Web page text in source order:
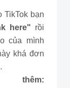
TikTok bạn
here" rồi
của mình
khá đơn